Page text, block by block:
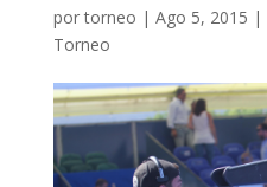
portorneo | Ago 5, 2015 |
Torneo